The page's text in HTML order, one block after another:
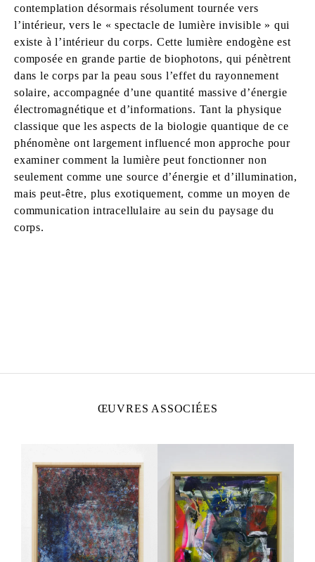
contemplation désormais résolument tournée vers
l’intérieur, vers le « spectacle de lumière invisible » qui
existe à l’intérieur du corps. Cette lumière endogène est
composée en grande partie de biophotons, qui pénètrent
dans le corps par la peau sous l’effet du rayonnement
solaire, accompagnée d’une quantité massive d’énergie
électromagnétique et d’informations. Tant la physique
classique que les aspects de la biologie quantique de ce
phénomène ont largement influencé mon approche pour
examiner comment la lumière peut fonctionner non
seulement comme une source d’énergie et d’illumination,
mais peut-être, plus exotiquement, comme un moyen de
communication intracellulaire au sein du paysage du
corps.
ŒUVRES ASSOCIÉES